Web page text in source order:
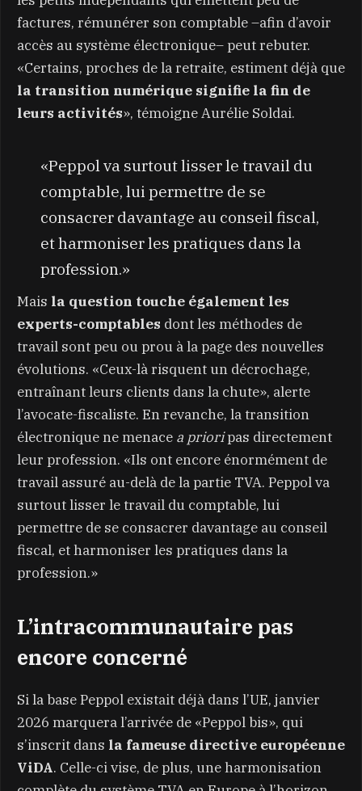
factures, rémunérer son comptable –afin d’avoir
accès au système électronique– peut rebuter.
«Certains, proches de la retraite, estiment déjà que
la transition numérique signifie la fin de
leurs activités», témoigne Aurélie Soldai.
«Peppol va surtout lisser le travail du
comptable, lui permettre de se
consacrer davantage au conseil fiscal,
et harmoniser les pratiques dans la
profession.»
Mais la question touche également les
experts-comptables dont les méthodes de
travail sont peu ou prou à la page des nouvelles
évolutions. «Ceux-là risquent un décrochage,
entraînant leurs clients dans la chute», alerte
l’avocate-fiscaliste. En revanche, la transition
électronique ne menace a prioripas directement
leur profession. «Ils ont encore énormément de
travail assuré au-delà de la partie TVA. Peppol va
surtout lisser le travail du comptable, lui
permettre de se consacrer davantage au conseil
fiscal, et harmoniser les pratiques dans la
profession.»
L’intracommunautaire pas
encore concerné
Si la base Peppol existait déjà dans l’UE, janvier
2026 marquera l’arrivée de «Peppol bis», qui
s’inscrit dans la fameuse directive européenne
ViDA. Celle-ci vise, de plus, une harmonisation